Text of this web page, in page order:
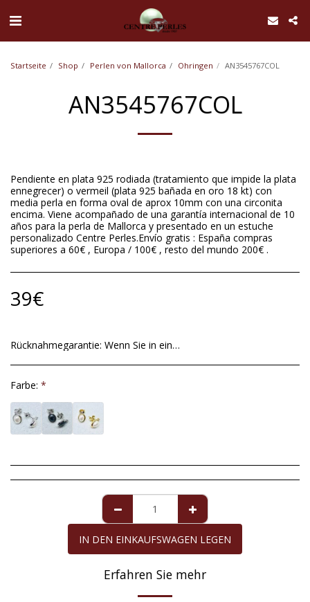
Startseite Shop Perlen von Mallorca Ohringen AN3545767COL
AN3545767COL
Pendiente en plata 925 rodiada (tratamiento que impide la plata
ennegrecer) o vermeil (plata 925 bañada en oro 18 kt) con
media perla en forma oval de aprox 10mm con una circonita
encima. Viene acompañado de una garantía internacional de 10
años para la perla de Mallorca y presentado en un estuche
personalizado Centre Perles.Envío gratis : España compras
superiores a 60€ , Europa / 100€ , resto del mundo 200€ .
39€
Rücknahmegarantie: Wenn Sie in einer Ausnahmesituation mit dem von uns gesendeten Artikel nicht zufrieden sind, haben Sie ab dem Datum der Lieferung eine maximale Frist von 14 Tagen, um ihn zurückzusenden. Unvollkommenheiten in Zuchtperlen sind kein akzeptabler Grund für die Rückkehr, da sie völlig natürlich sind und nicht verändert werden können, um perfekte runde Formen zu erhalten. Für die Perle Mallorcas, für die eine Garantie von zehn Jahren gilt, deckt die Garantie alle Mängel ausschließlich der Perle ab, sofern sie die erforderliche Pflege erhalten hat. Die Rückerstattung des Kaufbetrags erfolgt gegebenenfalls in derselben Zahlungsmethode, mit der Sie den zurückgegebenen Artikel gekauft haben.
Farbe: *
IN DEN EINKAUFSWAGEN LEGEN
Erfahren Sie mehr